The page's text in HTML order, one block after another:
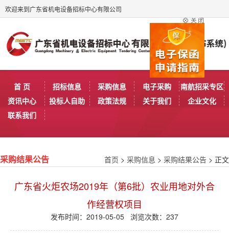
欢迎来到广东省机电设备招标中心有限公司
首 页 招标信息 采购信息 电子采购
南航招采专区
资讯中心
投标人自助 政策法规 关于我们
企业文化
联系我们
采购结果公告 首页 > 采购信息 > 采购结果公告 > 正文
广东省火炬农场2019年（第6批）农业用地对外合
作经营权项目
发布时间：2019-05-05 浏览次数： 237